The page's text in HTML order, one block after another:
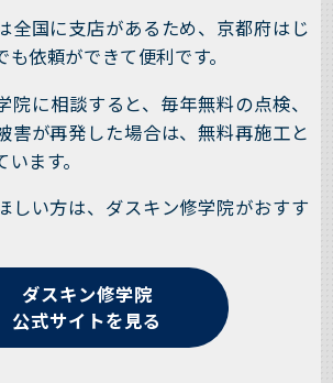
全国に支店があるため、京都府はじ
依頼ができて便利です。
院に相談すると、毎年無料の点検、
害が再発した場合は、無料再施工と
ます。
しい方は、ダスキン修学院がおすす
ダスキン修学院
公式サイトを見る